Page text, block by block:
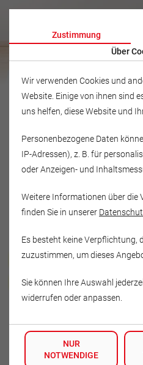
Musikschule
Henri Müller
19406 Dabel
Tel.: 038485-50131
Zustimmung
Über
Wir verwenden Cookies und
Website. Einige von ihnen sind
uns helfen, diese Website und
Personenbezogene Daten
IP-Adressen), z. B. für
oder Anzeigen- und
Weitere Informationen über die
finden Sie in unserer
Es besteht keine Verpflichtung,
zuzustimmen, um dieses
Sie können Ihre Auswahl
widerrufen oder anpassen.
NUR
NOTWENDIGE